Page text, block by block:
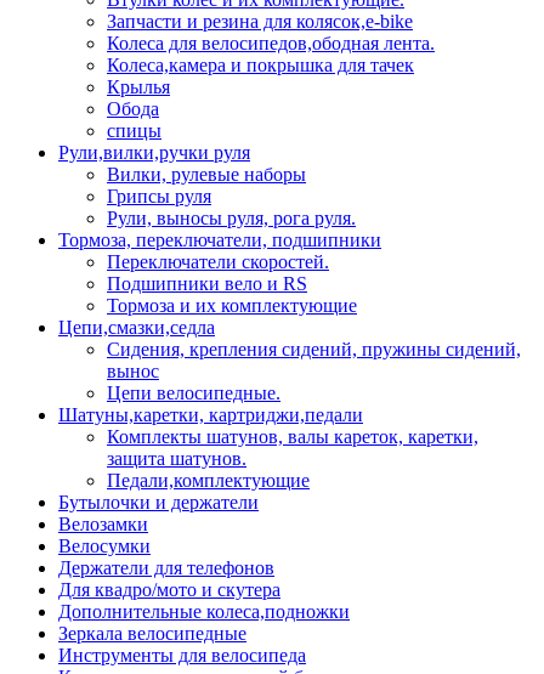
Запчасти и резина для колясок,e-bike
Колеса для велосипедов,ободная лента.
Колеса,камера и покрышка для тачек
Крылья
Обода
спицы
Рули,вилки,ручки руля
Вилки, рулевые наборы
Грипсы руля
Рули, выносы руля, рога руля.
Тормоза, переключатели, подшипники
Переключатели скоростей.
Подшипники вело и RS
Тормоза и их комплектующие
Цепи,смазки,седла
Сидения, крепления сидений, пружины сидений,
вынос
Цепи велосипедные.
Шатуны,каретки, картриджи,педали
Комплекты шатунов, валы кареток, каретки,
защита шатунов.
Педали,комплектующие
Бутылочки и держатели
Велозамки
Велосумки
Держатели для телефонов
Для квадро/мото и скутера
Дополнительные колеса,подножки
Зеркала велосипедные
Инструменты для велосипеда